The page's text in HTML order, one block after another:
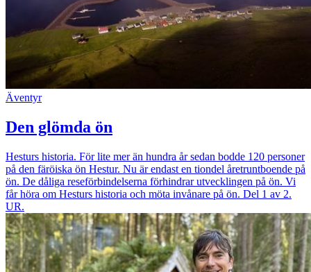
Äventyr
Den glömda ön
Hesturs historia. För lite mer än hundra år sedan bodde 120 personer
på den färöiska ön Hestur. Nu är endast en tiondel åretruntboende på
ön. De dåliga reseförbindelserna förhindrar utvecklingen på ön. Vi
får höra om Hesturs historia och möta invånare på ön. Del 1 av 2.
UR.